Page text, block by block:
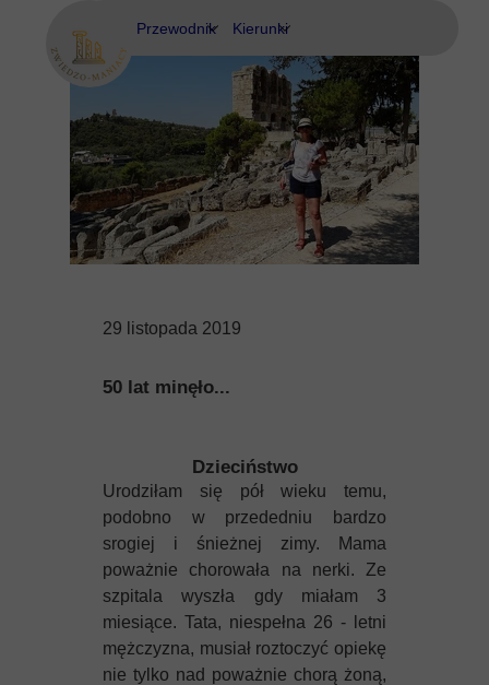
Przewodnik
Kos
Rodos
Kierunki
Ateny
Delfy
Eubea
Kalimnos
Mykeny
Nisyros
Rodos
Samos
29 listopada 2019
50 lat minęło...
Dzieciństwo
Urodziłam się pół wieku temu,
podobno w przededniu bardzo
srogiej i śnieżnej zimy. Mama
poważnie chorowała na nerki. Ze
szpitala wyszła gdy miałam 3
miesiące. Tata, niespełna 26 - letni
mężczyzna, musiał roztoczyć opiekę
nie tylko nad poważnie chorą żoną,